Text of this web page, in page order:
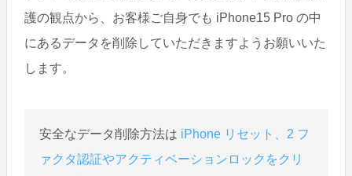
護の観点から、お客様ご自身でも iPhone15 Pro の中
にあるデータを削除していただきますようお願いいた
します。
安全なデータ削除方法は iPhone リセット、2 フ
ァクタ認証やアクティベーションロックをクリ